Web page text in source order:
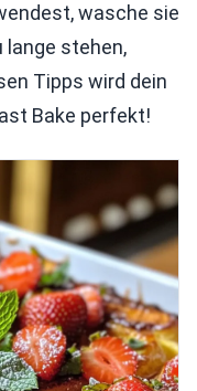
wasche sie
lange stehen,
Tipps wird dein
Bake perfekt!